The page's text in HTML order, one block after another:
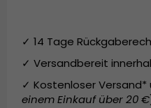
✓ 14 Tage
✓ Versandbereit
✓ Kostenloser Versand*
einem Einkauf über 20 €